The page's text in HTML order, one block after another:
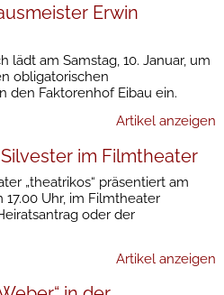
Erwin
lädt am Samstag, 10. Januar, um
obligatorischen
den Faktorenhof Eibau ein.
Artikel anzeigen
im Filmtheater
„theatrikos“ präsentiert am
17.00 Uhr, im Filmtheater
oder der
Artikel anzeigen